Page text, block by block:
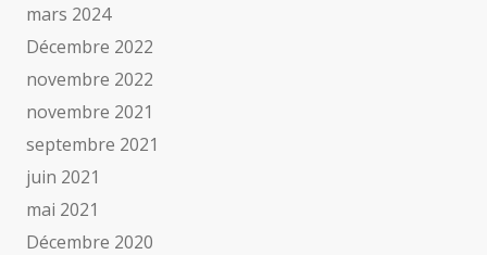
mars 2024
Décembre 2022
novembre 2022
novembre 2021
septembre 2021
juin 2021
mai 2021
Décembre 2020